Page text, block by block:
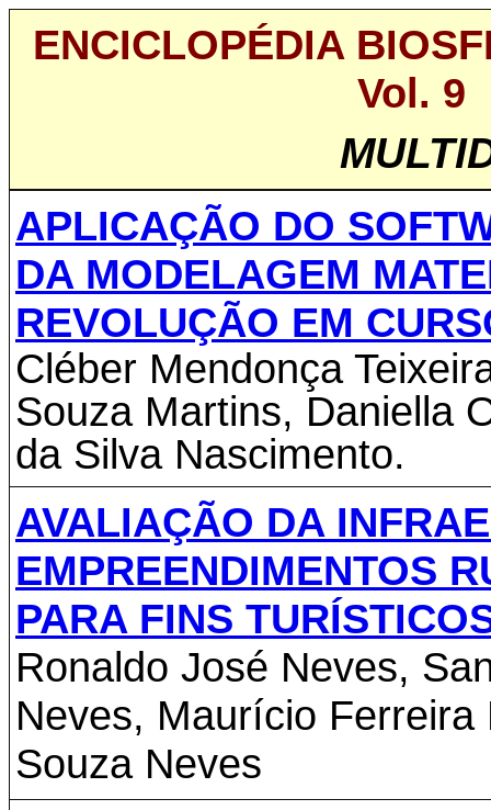
ENCICLOPÉDIA
Vol. 9
APLICAÇÃO DO
DA MODELAGEM
REVOLUÇÃO EM
Cléber Mendonça
Souza Martins, Daniella
da Silva Nascimento.
AVALIAÇÃO DA
EMPREENDIMENTOS
PARA FINS
Ronaldo José Neves,
Neves, Maurício
Souza Neves